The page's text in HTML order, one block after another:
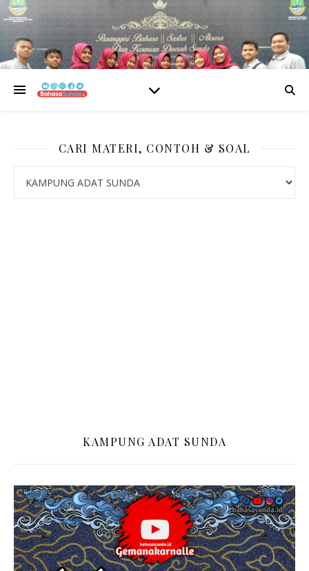
CARI MATERI, CONTOH & SOAL
KAMPUNG ADAT SUNDA